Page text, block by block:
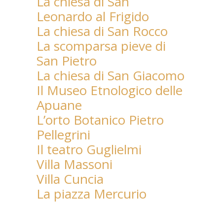
Leonardo al Frigido
La chiesa di San Rocco
La scomparsa pieve di
San Pietro
La chiesa di San Giacomo
Il Museo Etnologico delle
Apuane
L’orto Botanico Pietro
Pellegrini
Il teatro Guglielmi
Villa Massoni
Villa Cuncia
La piazza Mercurio